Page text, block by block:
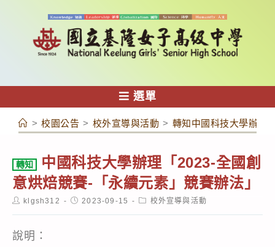
容
選單
> 校園公告 > 校外宣導與活動 > 轉知中國科技大學辦理
轉知
中國科技大學辦理「2023-全國創
意烘焙競賽-「永續元素」競賽辦法」
Postklgsh312
Post2023-09-15
Post校外宣導與活動
說明：